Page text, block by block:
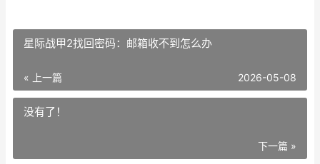
星际战甲2找回密码：邮箱收不到怎么办
« 上一篇 2026-05-08
没有了！
下一篇 »